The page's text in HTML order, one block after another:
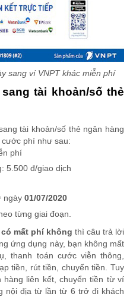
sang ví VNPT khác miễn phí
tài khoản/số thẻ
tài khoản/số thẻ ngân hàng
phí như sau:
phí
5.500 đ/giao dịch
ngày 01/07/2020
từng giai đoạn.
có mất phí không thì câu trả lời
ứng dụng này, bạn không mất
thanh toán cước viễn thông,
tiền, rút tiền, chuyển tiền. Tuy
liên kết, chuyển tiền từ ví
nội địa từ lần từ 6 trở đi khách